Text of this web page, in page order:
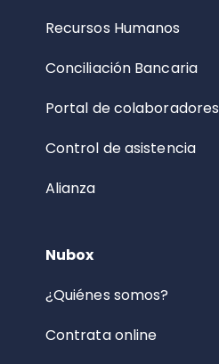
Recursos Humanos
Conciliación Bancaria
Portal de colaboradores
Control de asistencia
Alianza
Nubox
¿Quiénes somos?
Contrata online